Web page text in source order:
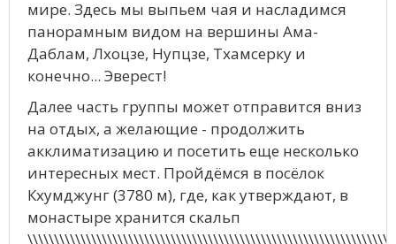
мире. Здесь мы выпьем чая и насладимся
панорамным видом на вершины Ама-
Даблам, Лхоцзе, Нупцзе, Тхамсерку и
конечно... Эверест!
Далее часть группы может отправится вниз
на отдых, а желающие - продолжить
акклиматизацию и посетить еще несколько
интересных мест. Пройдёмся в посёлок
Кхумджунг (3780 м), где, как утверждают, в
монастыре хранится скальп